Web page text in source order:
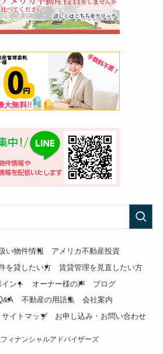
い物件情報
アメリカ不動産投資
を貸したい方
賃貸管理を見直したい方
ント
オーナー様の声
ブログ
不動産の用語集
会社案内
サイトマップ お申し込み・お問い合わせ
ィナンシャルアドバイザーズ